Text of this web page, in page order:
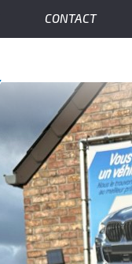
CONTACT